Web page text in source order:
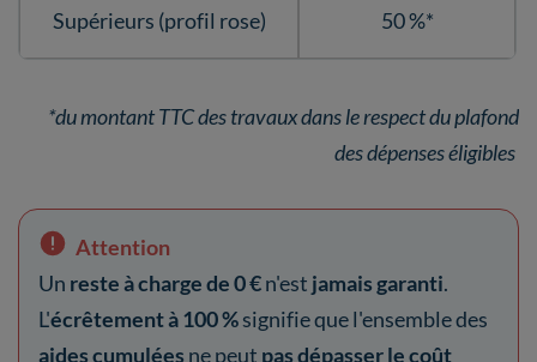
Supérieurs (profil rose) 50 %*
*du montant TTC des travaux dans le respect du plafond
des dépenses éligibles
Attention
Un reste à charge de 0 €n'est jamais garanti.
L'écrêtement à 100 %signifie que l'ensemble des
aides cumulées ne peut pas dépasser le coût